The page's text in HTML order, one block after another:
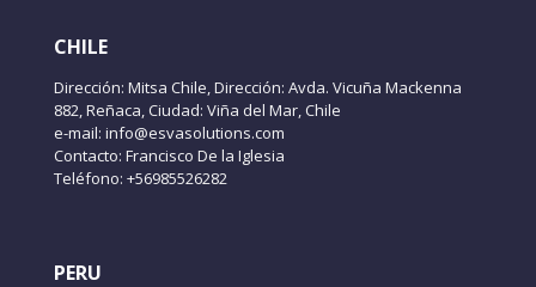
CHILE
Dirección: Mitsa Chile, Dirección: Avda. Vicuña Mackenna
882, Reñaca, Ciudad: Viña del Mar, Chile
e-mail: info@esvasolutions.com
Contacto: Francisco De la Iglesia
Teléfono: +56985526282
PERU